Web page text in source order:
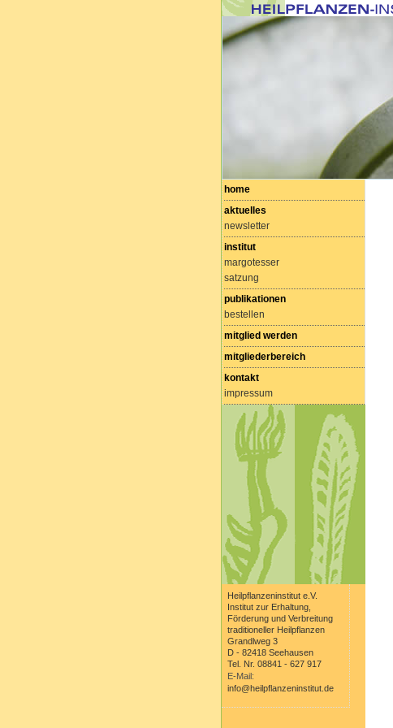
home
aktuelles
newsletter
institut
margotesser
satzung
publikationen
bestellen
mitglied werden
mitgliederbereich
kontakt
impressum
Heilpflanzeninstitut e.V.
Institut zur Erhaltung,
Förderung und Verbreitung
traditioneller Heilpflanzen
Grandlweg 3
D - 82418 Seehausen
Tel. Nr. 08841 - 627 917
E-Mail:
info@heilpflanzeninstitut.de